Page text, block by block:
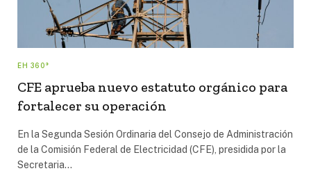
EH 360°
CFE aprueba nuevo estatuto orgánico para
fortalecer su operación
En la Segunda Sesión Ordinaria del Consejo de Administración
de la Comisión Federal de Electricidad (CFE), presidida por la
Secretaria…